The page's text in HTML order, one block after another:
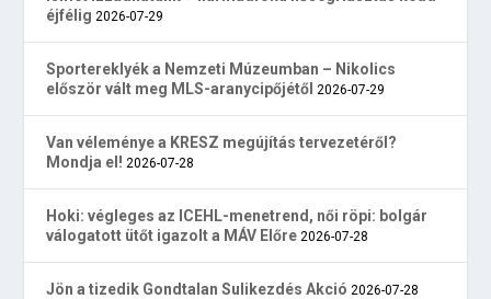
éjfélig 2026-07-29
Sportereklyék a Nemzeti Múzeumban – Nikolics
először vált meg MLS-aranycipőjétől 2026-07-29
Van véleménye a KRESZ megújítás tervezetéről?
Mondja el! 2026-07-28
Hoki: végleges az ICEHL-menetrend, női röpi: bolgár
válogatott ütőt igazolt a MÁV Előre 2026-07-28
Jön a tizedik Gondtalan Sulikezdés Akció 2026-07-28